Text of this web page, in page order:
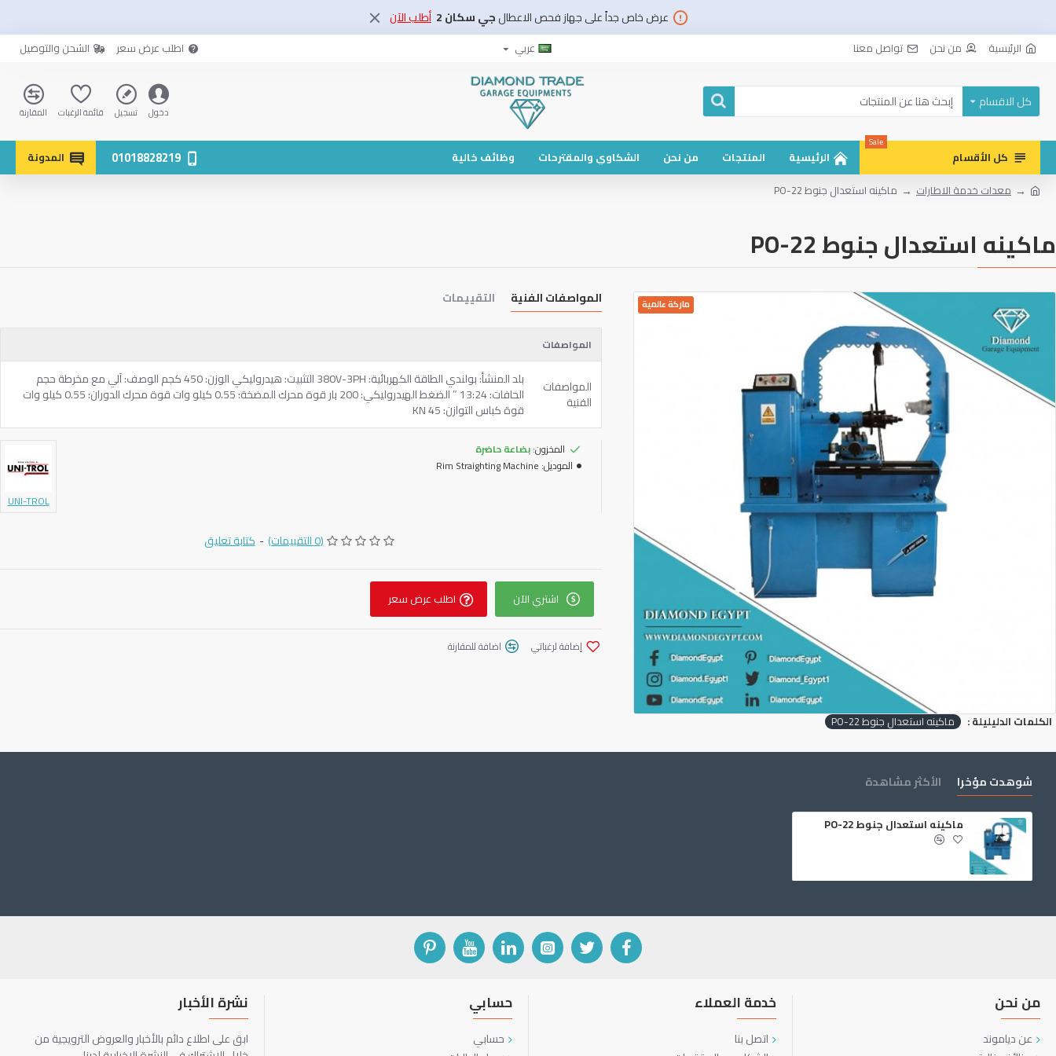
عرض خاص جداً على جهاز فحص الاعطالجي سكان 2 أطلب الآن
الرئيسية من نحن تواصل معنا عربي اطلب عرض سعر الشحن والتوصيل
كل الاقسام
دخول تسجيل قائمة الرغبات المقارنة
كل الأقسام
Sale
الرئيسية المنتجات من نحن الشكاوي والمقترحات وظائف خالية 01018828219
المدونة
معدات خدمة الاطارات
ماكينه استعدال جنوط PO-22
ماكينه استعدال جنوط PO-22
ماركة عالمية المواصفات الفنية التقييمات
المواصفات
المواصفات
الفنية
بلد المنشأ: بولندي الطاقة الكهربائية: 380V-3PH التثبيت: هيدروليكي الوزن: 450 كجم الوصف: آلي مع مخرطة حجم
الحافات: 13:24 ″ الضغط الهيدروليكي: 200 بار قوة محرك المضخة: 0.55 كيلو وات قوة محرك الدوران: 0.55 كيلو وات
قوة كباس التوازن: 45 KN
المخزون:بضاعة حاضرة
الموديل: Rim Straighting Machine
UNI-TROL
(0 التقييمات) - كتابة تعليق
اشتري الآن اطلب عرض سعر
إضافة لرغباتي اضافة للمقارنة
الكلمات الدليليلة : ماكينه استعدال جنوط PO-22
شوهدت مؤخرا الأكثر مشاهدة
ماكينه استعدال جنوط PO-22
من نحن
عن دياموند
خدمة العملاء
اتصل بنا
حسابي
حسابي
نشرة الأخبار
ابق على اطلاع دائم بالأخبار والعروض الترويجية من